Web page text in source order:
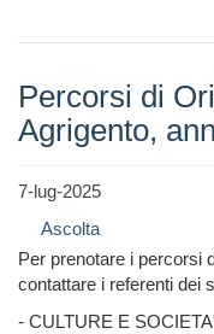
Percorsi di
Agrigento,
7-lug-2025
Ascolta
Per prenotare i percorsi
contattare i referenti dei
- CULTURE E